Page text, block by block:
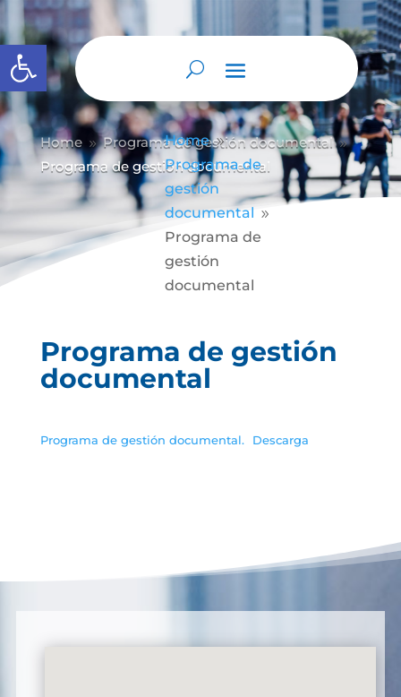
Abrir barra de herramientas
Home 9
Programa de
gestión
documental 9
Programa de
gestión
documental
Home 9 Programa de gestión documental 9
Programa de gestión documental
Programa de gestión
documental
Programa de gestión documental. Descarga